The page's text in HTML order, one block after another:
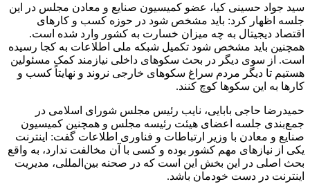
سید جواد حسینی کیا، عضو کمیسیون صنایع و معادن مجلس در این
جلسه اظهار کرد: باید مشخص شود در حوزه کسب و کارهای
اقتصاد دیجیتال به چه میزان خسارت به کشور وارد شده است.
همچنین باید مشخص شود تکمیل شبکه ملی اطلاعات به کجا رسیده
است. از سوی دیگر در بحث سکوهای داخلی نیازمند کمک مسئولین
هستیم تا دیگر مردم سراغ سکوهای خارجی نروند و نهایتاً کسب و
کارها به این سکوها کوچ کنند.
حمیدرضا حاجی بابایی، نایب رئیس مجلس شورای اسلامی در
جمع‌بندی جلسه اعضای هیئت رئیسه مجلس و همچنین کمیسیون
صنایع و معادن با وزیر ارتباطات و فناوری اطلاعات گفت: اینترنت
یکی از نیازهای مهم کشور بوده و کسی با آن مخالفت ندارد، به واقع
بحث اصلی در این بخش این است که در صحنه بین‌المللی، مدیریت
اینترنت در دست خودمان باشد.